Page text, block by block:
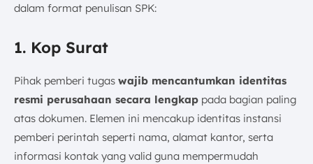
dalam format penulisan SPK:
1. Kop Surat
Pihak pemberi tugas wajib mencantumkan identitas
resmi perusahaan secara lengkap pada bagian paling
atas dokumen. Elemen ini mencakup identitas instansi
pemberi perintah seperti nama, alamat kantor, serta
informasi kontak yang valid guna mempermudah